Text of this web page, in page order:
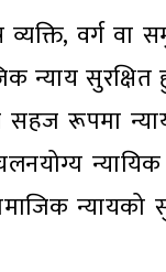
वर्ग वा
न्याय
सहज रूपमा
न्यायको